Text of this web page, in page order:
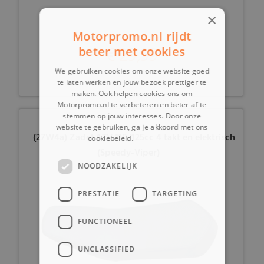
€ 29,99
(27W4a) Zadel ATV 110/125cc 4 takt en elektrisch
×
Motorpromo.nl rijdt
beter met cookies
We gebruiken cookies om onze website goed
te laten werken en jouw bezoek prettiger te
maken. Ook helpen cookies ons om
Motorpromo.nl te verbeteren en beter af te
stemmen op jouw interesses. Door onze
website te gebruiken, ga je akkoord met ons
cookiebeleid.
NOODZAKELIJK
PRESTATIE TARGETING
FUNCTIONEEL
UNCLASSIFIED